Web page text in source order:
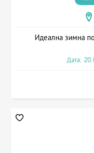
Идеална зимна
Дата: